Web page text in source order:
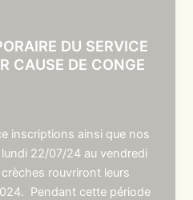
DU SERVICE
CAUSE DE CONGE
inscriptions ainsi que nos
22/07/24 au vendredi
rouvriront leurs
Pendant cette période